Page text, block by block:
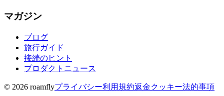
マガジン
ブログ
旅行ガイド
接続のヒント
プロダクトニュース
© 2026 roamflyプライバシー利用規約返金クッキー法的事項